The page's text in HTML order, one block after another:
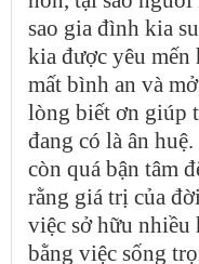
sao gia đình kia
kia được yêu mến
mất bình an và
lòng biết ơn giúp
đang có là ân
còn quá bận tâm
rằng giá trị của
việc sở hữu
bằng việc sống